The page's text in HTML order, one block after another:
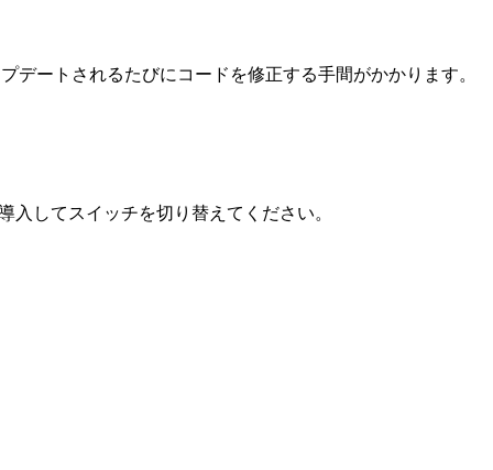
デートされるたびにコードを修正する手間がかかります。
入してスイッチを切り替えてください。